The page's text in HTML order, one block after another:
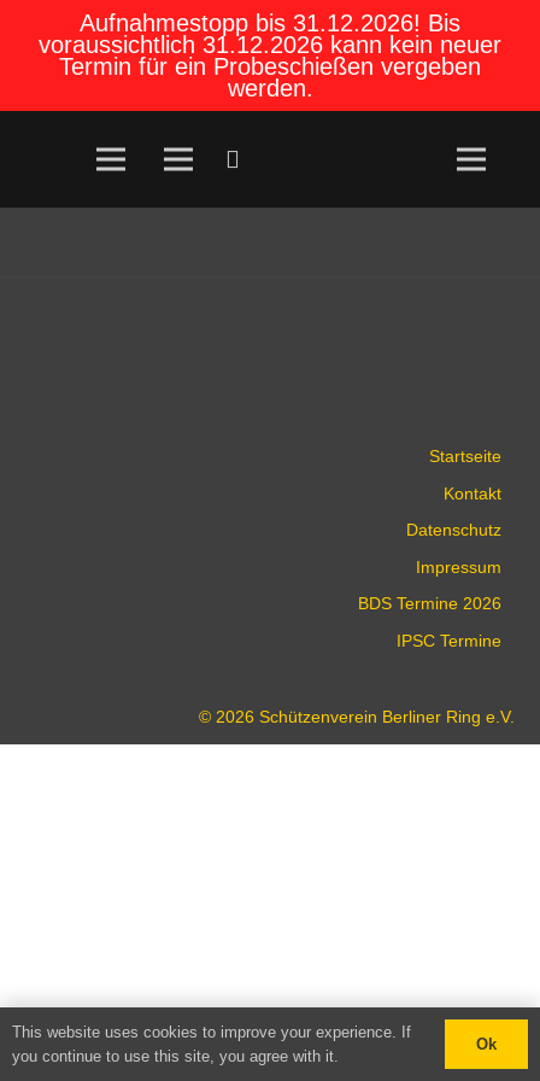
Aufnahmestopp bis 31.12.2026! Bis
voraussichtlich 31.12.2026 kann kein neuer
Termin für ein Probeschießen vergeben
werden.
Startseite
Kontakt
Datenschutz
Impressum
BDS Termine 2026
IPSC Termine
© 2026 Schützenverein Berliner Ring e.V.
This website uses cookies to improve your experience. If
you continue to use this site, you agree with it.
Ok